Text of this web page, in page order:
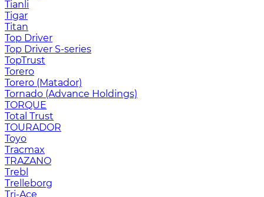
Tianli
Tigar
Titan
Top Driver
Top Driver S-series
TopTrust
Torero
Torero (Matador)
Tornado (Advance Holdings)
TORQUE
Total Trust
TOURADOR
Toyo
Tracmax
TRAZANO
Trebl
Trelleborg
Tri-Ace